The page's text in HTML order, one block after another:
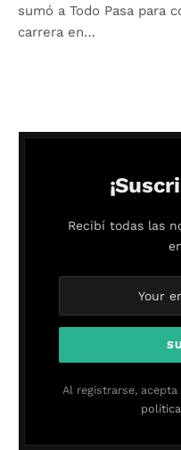
sumó a Todo Pasa para
carrera en…
Recibí todas las
Al registrarse,